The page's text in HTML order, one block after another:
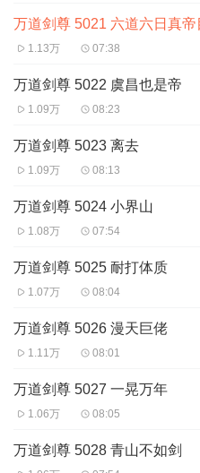
万道剑尊 5021 六道六日真帝
1.13万 07:38
万道剑尊 5022 虞昌也是帝
1.09万 08:23
万道剑尊 5023 离去
1.09万 08:13
万道剑尊 5024 小界山
1.08万 07:54
万道剑尊 5025 耐打体质
1.07万 08:04
万道剑尊 5026 漫天巨佬
1.11万 08:01
万道剑尊 5027 一晃万年
1.06万 08:05
万道剑尊 5028 青山不如剑